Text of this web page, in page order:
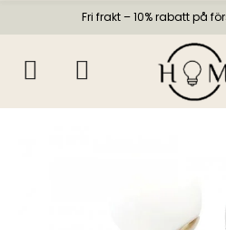
Fri frakt – 10% rabatt på